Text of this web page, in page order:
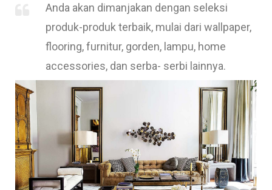
Anda akan dimanjakan dengan seleksi
produk-produk terbaik, mulai dari wallpaper,
flooring, furnitur, gorden, lampu, home
accessories, dan serba- serbi lainnya.